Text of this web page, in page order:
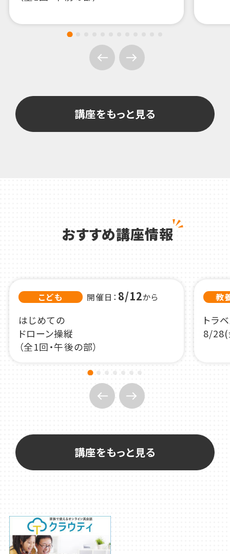
講座をもっと見る
おすすめ講座情報
講座をもっと見る